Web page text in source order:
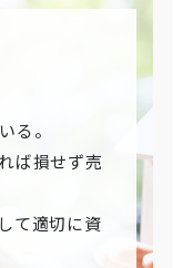
る。
ば損せず売
て適切に資